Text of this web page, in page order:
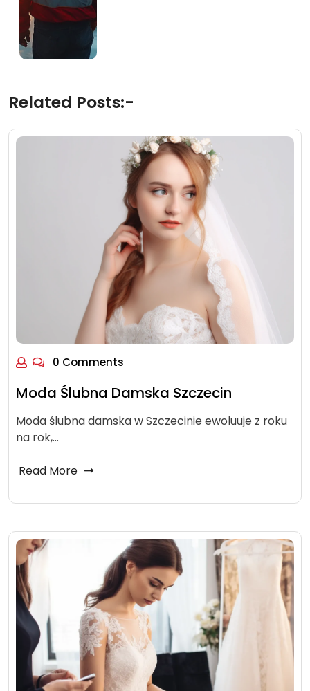
Related Posts:-
0 Comments
Moda Ślubna Damska Szczecin
Moda ślubna damska w Szczecinie ewoluuje z roku
na rok,…
Read More